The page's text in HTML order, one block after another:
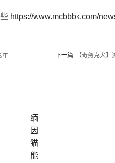
https://www.mcbbbk.com/
年... 下一篇: 【奇努克犬
缅
因
猫
能